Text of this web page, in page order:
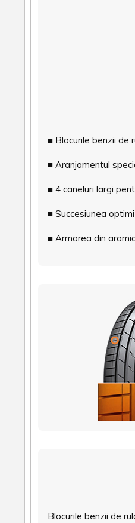
■ Blocurile benzii de
■ Aranjamentul
■ 4 caneluri largi
■ Succesiunea
■ Armarea din
Blocurile benzii de